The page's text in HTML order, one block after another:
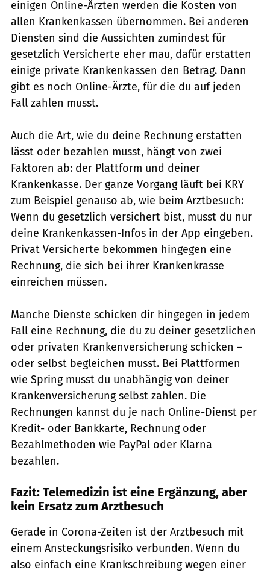
einigen Online-Ärzten werden die Kosten von
allen Krankenkassen übernommen. Bei anderen
Diensten sind die Aussichten zumindest für
gesetzlich Versicherte eher mau, dafür erstatten
einige private Krankenkassen den Betrag. Dann
gibt es noch Online-Ärzte, für die du auf jeden
Fall zahlen musst.
Auch die Art, wie du deine Rechnung erstatten
lässt oder bezahlen musst, hängt von zwei
Faktoren ab: der Plattform und deiner
Krankenkasse. Der ganze Vorgang läuft bei KRY
zum Beispiel genauso ab, wie beim Arztbesuch:
Wenn du gesetzlich versichert bist, musst du nur
deine Krankenkassen-Infos in der App eingeben.
Privat Versicherte bekommen hingegen eine
Rechnung, die sich bei ihrer Krankenkrasse
einreichen müssen.
Manche Dienste schicken dir hingegen in jedem
Fall eine Rechnung, die du zu deiner gesetzlichen
oder privaten Krankenversicherung schicken –
oder selbst begleichen musst. Bei Plattformen
wie Spring musst du unabhängig von deiner
Krankenversicherung selbst zahlen. Die
Rechnungen kannst du je nach Online-Dienst per
Kredit- oder Bankkarte, Rechnung oder
Bezahlmethoden wie PayPal oder Klarna
bezahlen.
Fazit: Telemedizin ist eine Ergänzung, aber
kein Ersatz zum Arztbesuch
Gerade in Corona-Zeiten ist der Arztbesuch mit
einem Ansteckungsrisiko verbunden. Wenn du
also einfach eine Krankschreibung wegen einer